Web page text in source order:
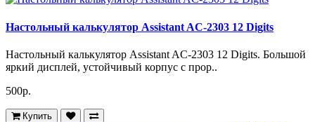
Настольный калькулятор Assistant AC-2303 12 Digits
Настольный калькулятор Assistant AC-2303 12 Digits. Большой
яркий дисплей, устойчивый корпус с прор..
500р.
Купить